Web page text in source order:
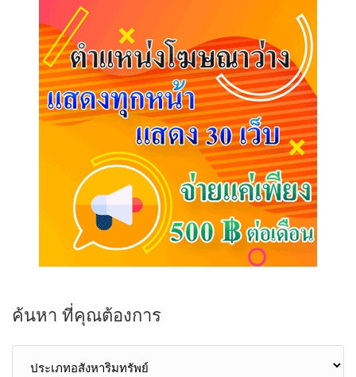
ค้นหา ที่คุณต้องการ